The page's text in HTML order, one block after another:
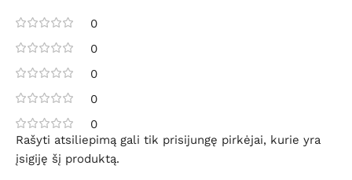
0
0
0
0
0
Rašyti atsiliepimą gali tik prisijungę pirkėjai, kurie yra
įsigiję šį produktą.